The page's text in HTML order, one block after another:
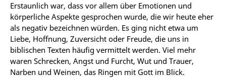
Erstaunlich war, dass vor allem über Emotionen und
körperliche Aspekte gesprochen wurde, die wir heute eher
als negativ bezeichnen würden. Es ging nicht etwa um
Liebe, Hoffnung, Zuversicht oder Freude, die uns in
biblischen Texten häufig vermittelt werden. Viel mehr
waren Schrecken, Angst und Furcht, Wut und Trauer,
Narben und Weinen, das Ringen mit Gott im Blick.